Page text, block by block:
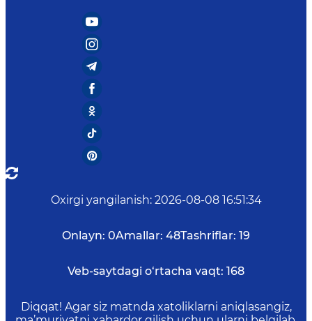
Oxirgi yangilanish: 2026-08-08 16:51:34
Onlayn: 0Amallar: 48Tashriflar: 19
Veb-saytdagi o‘rtacha vaqt: 168
Diqqat! Agar siz matnda xatoliklarni aniqlasangiz,